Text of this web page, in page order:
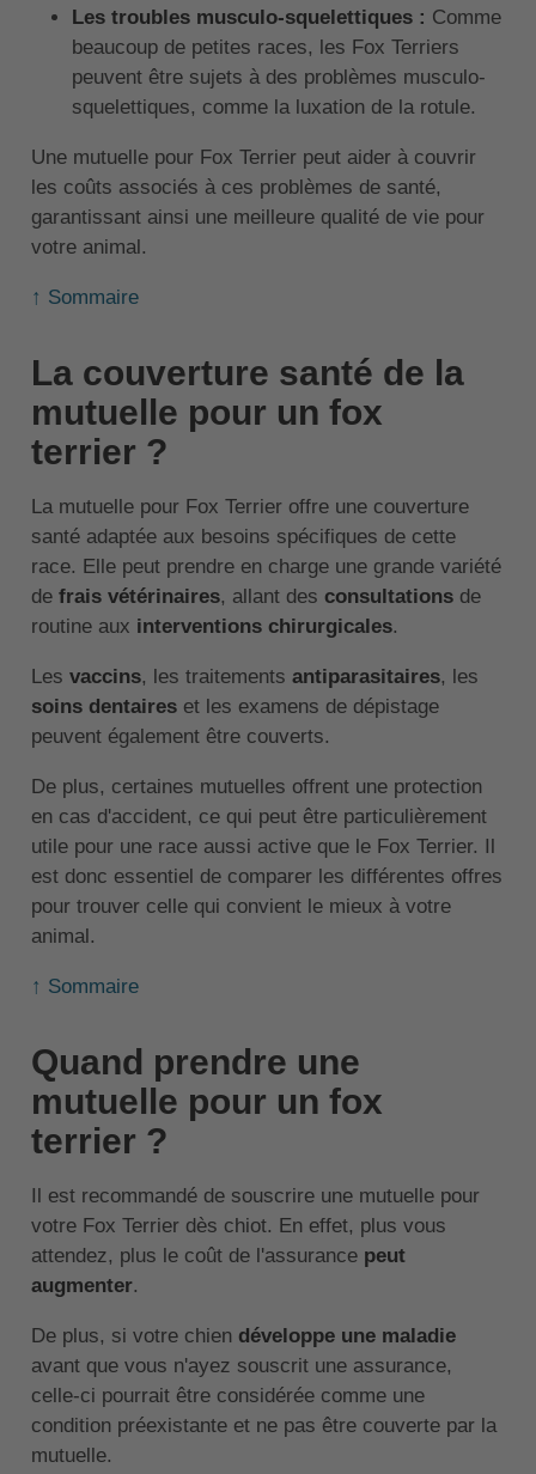
Les troubles musculo-squelettiques : Comme
beaucoup de petites races, les Fox Terriers
peuvent être sujets à des problèmes musculo-
squelettiques, comme la luxation de la rotule.
Une mutuelle pour Fox Terrier peut aider à couvrir
les coûts associés à ces problèmes de santé,
garantissant ainsi une meilleure qualité de vie pour
votre animal.
↑ Sommaire
La couverture santé de la
mutuelle pour un fox
terrier ?
La mutuelle pour Fox Terrier offre une couverture
santé adaptée aux besoins spécifiques de cette
race. Elle peut prendre en charge une grande variété
de frais vétérinaires, allant des consultationsde
routine aux interventions chirurgicales.
Les vaccins, les traitements antiparasitaires, les
soins dentaireset les examens de dépistage
peuvent également être couverts.
De plus, certaines mutuelles offrent une protection
en cas d'accident, ce qui peut être particulièrement
utile pour une race aussi active que le Fox Terrier. Il
est donc essentiel de comparer les différentes offres
pour trouver celle qui convient le mieux à votre
animal.
↑ Sommaire
Quand prendre une
mutuelle pour un fox
terrier ?
Il est recommandé de souscrire une mutuelle pour
votre Fox Terrier dès chiot. En effet, plus vous
attendez, plus le coût de l'assurance peut
augmenter.
De plus, si votre chien développe une maladie
avant que vous n'ayez souscrit une assurance,
celle-ci pourrait être considérée comme une
condition préexistante et ne pas être couverte par la
mutuelle.